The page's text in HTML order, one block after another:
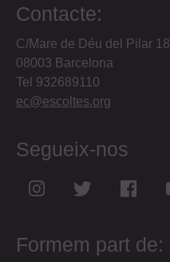
Contacte:
C/Mare de Déu del Pilar 18
08003 Barcelona
Tel 932689110
ec@escoltes.org
Segueix-nos
Formem part de: